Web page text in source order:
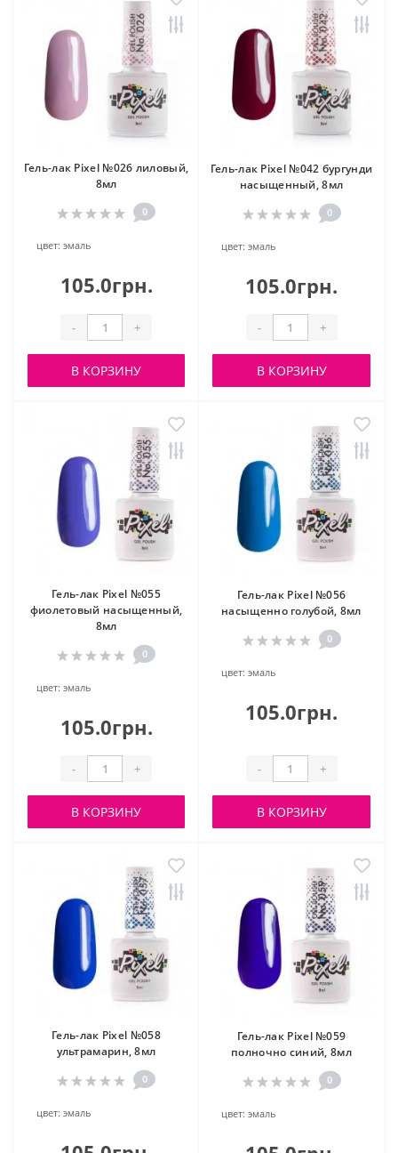
Гель-лак Pixel №026 лиловый,
8мл
0
цвет: эмаль
105.0грн.
- +
В КОРЗИНУ
Гель-лак Pixel №042 бургунди
насыщенный, 8мл
0
цвет: эмаль
105.0грн.
- +
В КОРЗИНУ
Гель-лак Pixel №055
фиолетовый насыщенный,
8мл
0
цвет: эмаль
105.0грн.
- +
В КОРЗИНУ
Гель-лак Pixel №056
насыщенно голубой, 8мл
0
цвет: эмаль
105.0грн.
- +
В КОРЗИНУ
Гель-лак Pixel №058
ультрамарин, 8мл
0
цвет: эмаль
Гель-лак Pixel №059
полночно синий, 8мл
0
цвет: эмаль